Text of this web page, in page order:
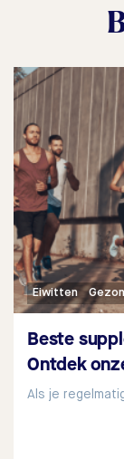
Eiwitten
Beste
Ontdek
Als je